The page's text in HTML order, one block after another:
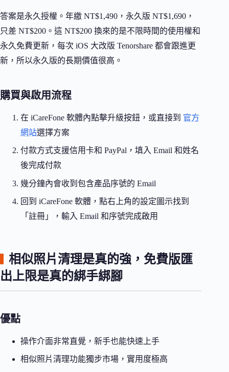
答案是永久授權。年繳 NT$1,490，永久版 NT$1,690，
只差 NT$200。這 NT$200 換來的是不限時間的使用權和
永久免費更新，每次 iOS 大改版 Tenorshare 都會跟進更
新，所以永久版的長期價值很高。
購買與啟用流程
在 iCareFone 軟體內點擊升級按鈕，或直接到 官方
網站選擇方案
付款方式支援信用卡和 PayPal，填入 Email 和姓名
後完成付款
幾分鐘內會收到包含產品序號的 Email
回到 iCareFone 軟體，點右上角的設定圖示找到
「註冊」，輸入 Email 和序號完成啟用
相似照片清理是真的強，免費版匯
出上限是真的綁手綁腳
優點
操作介面非常直覺，新手也能快速上手
相似照片清理功能獨步市場，實用度極高